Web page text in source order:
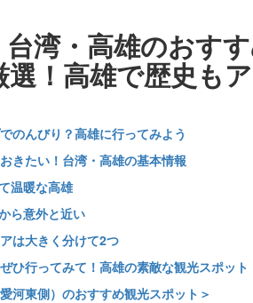
台湾・高雄のおす
！高雄で歴史も
のんびり？高雄に行ってみよう
きたい！台湾・高雄の基本情報
温暖な高雄
ら意外と近い
は大きく分けて2つ
ひ行ってみて！高雄の素敵な観光スポット
河東側）のおすすめ観光スポット＞